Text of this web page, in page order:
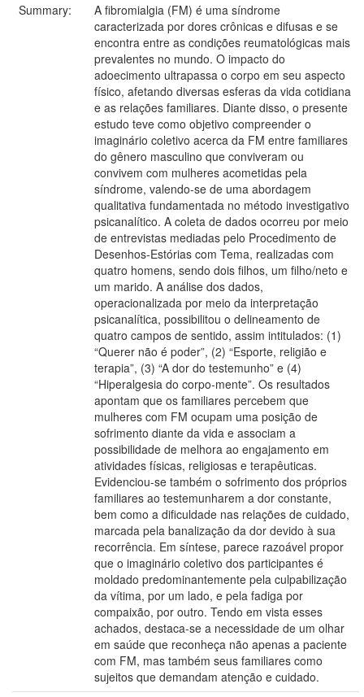
Summary:
A fibromialgia (FM) é uma síndrome
caracterizada por dores crônicas e difusas e se
encontra entre as condições reumatológicas mais
prevalentes no mundo. O impacto do
adoecimento ultrapassa o corpo em seu aspecto
físico, afetando diversas esferas da vida cotidiana
e as relações familiares. Diante disso, o presente
estudo teve como objetivo compreender o
imaginário coletivo acerca da FM entre familiares
do gênero masculino que conviveram ou
convivem com mulheres acometidas pela
síndrome, valendo-se de uma abordagem
qualitativa fundamentada no método investigativo
psicanalítico. A coleta de dados ocorreu por meio
de entrevistas mediadas pelo Procedimento de
Desenhos-Estórias com Tema, realizadas com
quatro homens, sendo dois filhos, um filho/neto e
um marido. A análise dos dados,
operacionalizada por meio da interpretação
psicanalítica, possibilitou o delineamento de
quatro campos de sentido, assim intitulados: (1)
“Querer não é poder”, (2) “Esporte, religião e
terapia”, (3) “A dor do testemunho” e (4)
“Hiperalgesia do corpo-mente”. Os resultados
apontam que os familiares percebem que
mulheres com FM ocupam uma posição de
sofrimento diante da vida e associam a
possibilidade de melhora ao engajamento em
atividades físicas, religiosas e terapêuticas.
Evidenciou-se também o sofrimento dos próprios
familiares ao testemunharem a dor constante,
bem como a dificuldade nas relações de cuidado,
marcada pela banalização da dor devido à sua
recorrência. Em síntese, parece razoável propor
que o imaginário coletivo dos participantes é
moldado predominantemente pela culpabilização
da vítima, por um lado, e pela fadiga por
compaixão, por outro. Tendo em vista esses
achados, destaca-se a necessidade de um olhar
em saúde que reconheça não apenas a paciente
com FM, mas também seus familiares como
sujeitos que demandam atenção e cuidado.